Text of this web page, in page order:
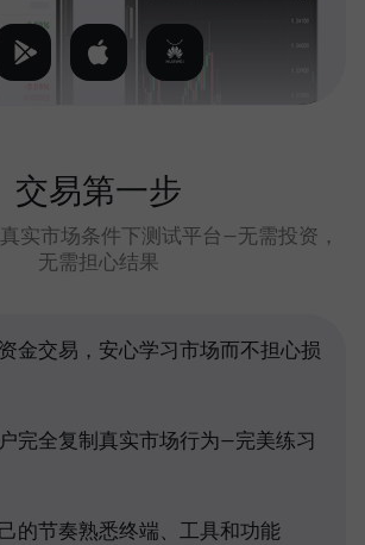
交易第一步
实市场条件下测试平台—无需投资，
无需担心结果
金交易，安心学习市场而不担心损
完全复制真实市场行为—完美练习
的节奏熟悉终端、工具和功能